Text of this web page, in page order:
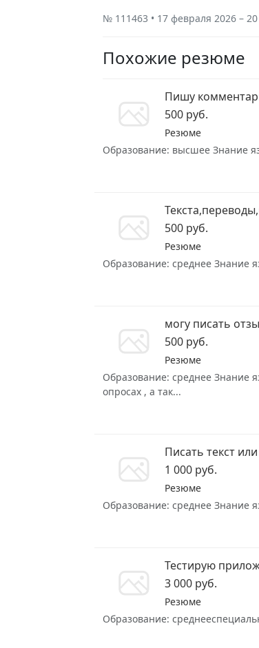
№ 111463 • 17 февраля 2026 –
Похожие резюме
Пишу
500 руб.
Резюме
Образование: высшее Знание
500 руб.
Резюме
Образование: среднее Знание
могу писать
500 руб.
Резюме
Образование: среднее Знание
опросах , а так...
Писать текст
1 000 руб.
Резюме
Образование: среднее Знание
Тестирую
3 000 руб.
Резюме
Образование: